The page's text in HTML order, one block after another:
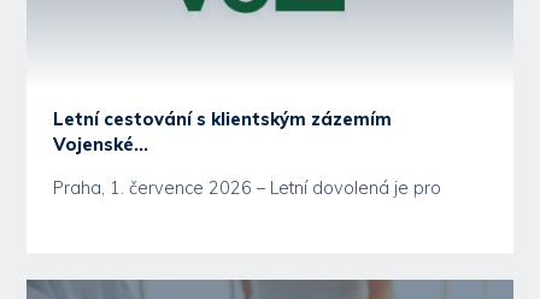
Letní cestování s klientským zázemím
Vojenské...
Praha, 1. července 2026 – Letní dovolená je pro